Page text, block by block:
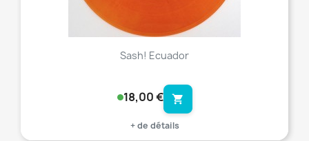
Sash! Ecuador
18,00 € shopping_cart
+ de détails